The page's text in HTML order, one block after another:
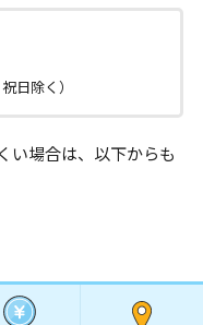
日除く）
い場合は、以下からも